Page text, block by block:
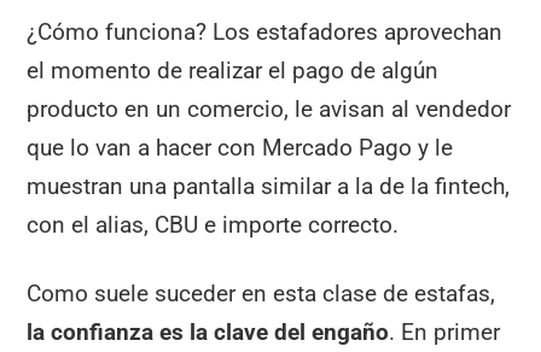
¿Cómo funciona? Los estafadores aprovechan
el momento de realizar el pago de algún
producto en un comercio, le avisan al vendedor
que lo van a hacer con Mercado Pago y le
muestran una pantalla similar a la de la fintech,
con el alias, CBU e importe correcto.
Como suele suceder en esta clase de estafas,
la confianza es la clave del engaño. En primer